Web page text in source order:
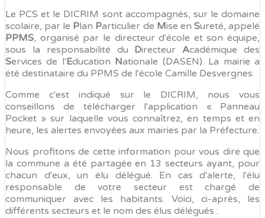
Le PCS et le DICRIM sont accompagnés, sur le domaine
scolaire, par le Plan Particulier de Mise en Sureté, appelé
PPMS, organisé par le directeur d'école et son équipe,
sous la responsabilité du Directeur Académique des
Services de l'Education Nationale (DASEN). La mairie a
été destinataire du PPMS de l'école Camille Desvergnes.
Comme c'est indiqué sur le DICRIM, nous vous
conseillons de télécharger l'application « Panneau
Pocket » sur laquelle vous connaîtrez, en temps et en
heure, les alertes envoyées aux mairies par la Préfecture.
Nous profitons de cette information pour vous dire que
la commune a été partagée en 13 secteurs ayant, pour
chacun d'eux, un élu délégué. En cas d'alerte, l'élu
responsable de votre secteur est chargé de
communiquer avec les habitants. Voici, ci-après, les
différents secteurs et le nom des élus délégués :